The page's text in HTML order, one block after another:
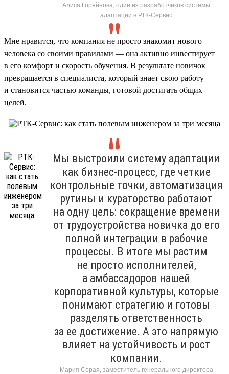
Алиса Горяйнова, один из разработчиков системы
адаптации в РТК-Сервис
Мне нравится, что компания не просто знакомит нового
человека со своими правилами — она активно инвестирует
в его комфорт и скорость обучения. В результате новичок
превращается в специалиста, который знает свою работу
и становится частью команды, готовой достигать общих
целей.
Мы выстроили систему адаптации
как бизнес-процесс, где четкие
контрольные точки, автоматизация
рутины и кураторство работают
на одну цель: сокращение времени
от трудоустройства новичка до его
полной интеграции в рабочие
процессы. В итоге мы растим
не просто исполнителей,
а амбассадоров нашей
корпоративной культуры, которые
понимают стратегию и готовы
разделять ответственность
за ее достижение. А это напрямую
влияет на устойчивость и рост
компании.
Мария Серая, заместитель генерального директора